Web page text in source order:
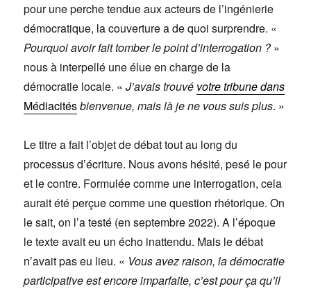
pour une perche tendue aux acteurs de l’ingénierie
démocratique, la couverture a de quoi surprendre. «
Pourquoi avoir fait tomber le point d’interrogation ?»
nous à interpellé une élue en charge de la
démocratie locale. «J’avais trouvé votre tribune dans
Médiacitésbienvenue, mais là je ne vous suis plus. »
Le titre a fait l’objet de débat tout au long du
processus d’écriture. Nous avons hésité, pesé le pour
et le contre. Formulée comme une interrogation, cela
aurait été perçue comme une question rhétorique. On
le sait, on l’a testé (en septembre 2022). A l’époque
le texte avait eu un écho inattendu. Mais le débat
n’avait pas eu lieu. « Vous avez raison, la démocratie
participative est encore imparfaite, c’est pour ça qu’il